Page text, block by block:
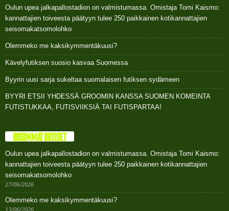
Oulun upea jalkapallostadion on valmistumassa. Omistaja Tomi Kaismo:
kannattajien toiveesta päätyyn tulee 250 paikkainen kotikannattajien
seisomakatsomolohko
Olemmeko me kaksikymmentäkuusi?
Kävelyfutiksen suosio kasvaa Suomessa
Byyrin uusi sarja sukeltaa suomalaisen futiksen sydämeen
BYYRI ETSII YHDESSÄ GROOMIN KANSSA SUOMEN KOMEINTA
FUTISTUKKAA, FUTISVIIKSIÄ TAI FUTISPARTAA!
UUSIMMAT UUTISET
Oulun upea jalkapallostadion on valmistumassa. Omistaja Tomi Kaismo:
kannattajien toiveesta päätyyn tulee 250 paikkainen kotikannattajien
seisomakatsomolohko
27/06/2026
Olemmeko me kaksikymmentäkuusi?
13/06/2026